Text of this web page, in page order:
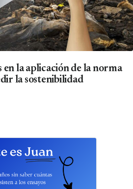
en la aplicación de la norma
la sostenibilidad